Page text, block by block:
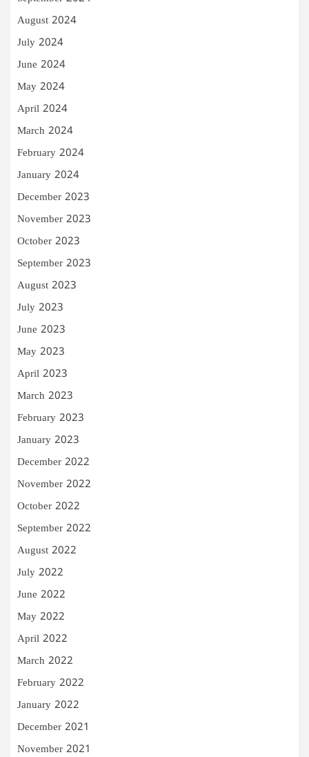
August 2024
July 2024
June 2024
May 2024
April 2024
March 2024
February 2024
January 2024
December 2023
November 2023
October 2023
September 2023
August 2023
July 2023
June 2023
May 2023
April 2023
March 2023
February 2023
January 2023
December 2022
November 2022
October 2022
September 2022
August 2022
July 2022
June 2022
May 2022
April 2022
March 2022
February 2022
January 2022
December 2021
November 2021